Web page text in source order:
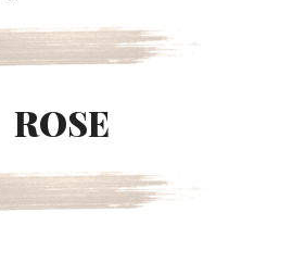
ROSE